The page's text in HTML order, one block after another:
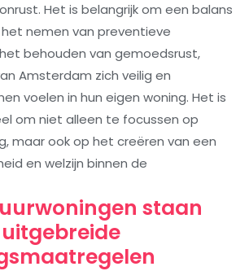
Het is belangrijk om een balans
nemen van preventieve
behouden van gemoedsrust,
Amsterdam zich veilig en
voelen in hun eigen woning. Het is
om niet alleen te focussen op
maar ook op het creëren van een
en welzijn binnen de
staan